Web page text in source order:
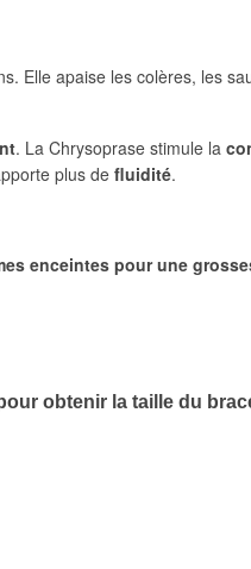
Elle apaise les colères, les
. La Chrysoprase stimule la
plus defluidité.
enceintes pour une
obtenir la taille du